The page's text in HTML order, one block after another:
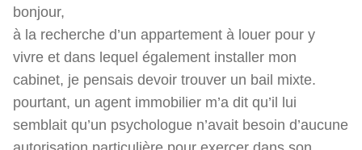
bonjour,
à la recherche d’un appartement à louer pour y
vivre et dans lequel également installer mon
cabinet, je pensais devoir trouver un bail mixte.
pourtant, un agent immobilier m’a dit qu’il lui
semblait qu’un psychologue n’avait besoin d’aucune